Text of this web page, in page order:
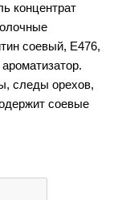
концентрат
соевый, Е476,
следы орехов,
соевые